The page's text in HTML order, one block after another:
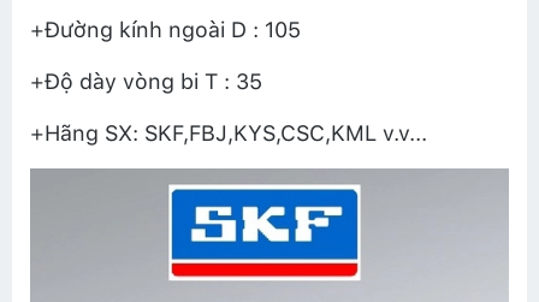
+Đường kính ngoài D : 105
+Độ dày vòng bi T : 35
+Hãng SX: SKF,FBJ,KYS,CSC,KML v.v...